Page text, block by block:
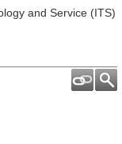
and Service (ITS)